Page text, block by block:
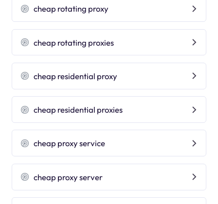
cheap rotating proxy
cheap rotating proxies
cheap residential proxy
cheap residential proxies
cheap proxy service
cheap proxy server